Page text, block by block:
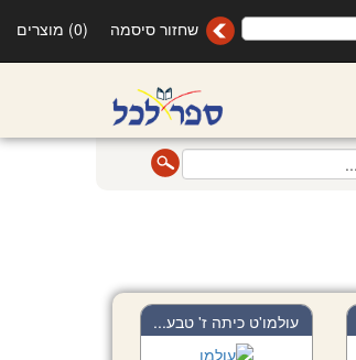
שחזור סיסמה (0) מוצרים
עולמו'ט כיתה ז' טבע...